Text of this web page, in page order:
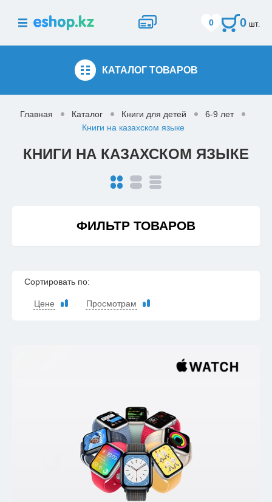
0 0 шт.
КАТАЛОГ ТОВАРОВ
Главная Каталог Книги для детей
6-9 лет
Книги на казахском языке
КНИГИ НА КАЗАХСКОМ ЯЗЫКЕ
ФИЛЬТР ТОВАРОВ
Сортировать по:
Цене Просмотрам